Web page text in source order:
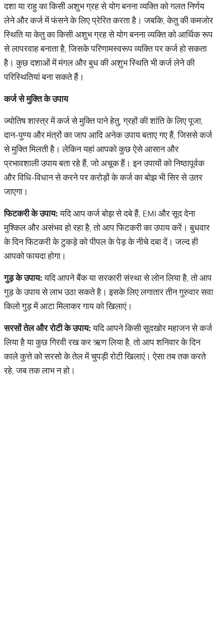
दशा या राहु का किसी अशुभ ग्रह से योग बनना व्यक्ति को गलत निर्णय
लेने और कर्ज में फंसने के लिए प्रेरित करता है। जबकि, केतु की कमजोर
स्थिति या केतु का किसी अशुभ ग्रह से योग बनना व्यक्ति को आर्थिक रूप
से लापरवाह बनाता है, जिसके परिणामस्वरूप व्यक्ति पर कर्ज हो सकता
है। कुछ दशाओं में मंगल और बुध की अशुभ स्थिति भी कर्ज लेने की
परिस्थितियां बना सकते हैं।
कर्जसेमुक्तिकेउपाय
ज्योतिष शास्त्र में कर्ज से मुक्ति पाने हेतु, ग्रहों की शांति के लिए पूजा,
दान-पुण्य और मंत्रों का जाप आदि अनेक उपाय बताए गए हैं, जिससे कर्ज
से मुक्ति मिलती है। लेकिन यहां आपको कुछ ऐसे आसान और
प्रभावशाली उपाय बता रहे हैं, जो अचूक हैं। इन उपायों को निष्ठापूर्वक
और विधि-विधान से करने पर करोड़ों के कर्ज का बोझ भी सिर से उतर
जाएगा।
फिटकरीकेउपाय:यदि आप कर्ज बोझ से दबे हैं, EMI और सूद देना
मुश्किल और असंभव हो रहा है, तो आप फिटकरी का उपाय करें। बुधवार
के दिन फिटकरी के टुकड़े को पीपल के पेड़ के नीचे दबा दें। जल्द ही
आपको फायदा होगा।
गुड़केउपाय:यदि आपने बैंक या सरकारी संस्था से लोन लिया है, तो आप
गुड़ के उपाय से लाभ उठा सकते है। इसके लिए लगातार तीन गुरुवार सवा
किलो गुड़ में आटा मिलाकर गाय को खिलाएं।
सरसोंतेलऔररोटीकेउपाय:यदि आपने किसी सूदखोर महाजन से कर्ज
लिया है या कुछ गिरवी रख कर ऋण लिया है, तो आप शनिवार के दिन
काले कुत्ते को सरसो के तेल में चुपड़ी रोटी खिलाएं। ऐसा तब तक करते
रहे, जब तक लाभ न हो।